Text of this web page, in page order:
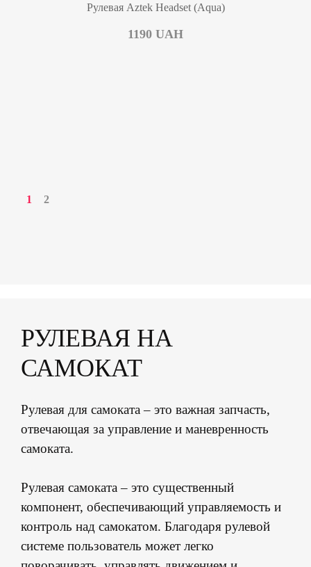
Рулевая Aztek Headset (Aqua)
1190 UAH
1 2
РУЛЕВАЯ НА
САМОКАТ
Рулевая для самоката – это важная запчасть,
отвечающая за управление и маневренность
самоката.
Рулевая самоката – это существенный
компонент, обеспечивающий управляемость и
контроль над самокатом. Благодаря рулевой
системе пользователь может легко